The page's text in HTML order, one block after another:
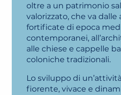
oltre a un patrimonio
valorizzato, che va dalle
fortificate di epoca
contemporanei,
alle chiese e cappelle
coloniche tradizionali.
Lo sviluppo di
fiorente, vivace e